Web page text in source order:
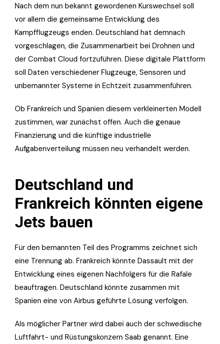
Nach dem nun bekannt gewordenen Kurswechsel soll
vor allem die gemeinsame Entwicklung des
Kampfflugzeugs enden. Deutschland hat demnach
vorgeschlagen, die Zusammenarbeit bei Drohnen und
der Combat Cloud fortzuführen. Diese digitale Plattform
soll Daten verschiedener Flugzeuge, Sensoren und
unbemannter Systeme in Echtzeit zusammenführen.
Ob Frankreich und Spanien diesem verkleinerten Modell
zustimmen, war zunächst offen. Auch die genaue
Finanzierung und die künftige industrielle
Aufgabenverteilung müssen neu verhandelt werden.
Deutschland und
Frankreich könnten eigene
Jets bauen
Für den bemannten Teil des Programms zeichnet sich
eine Trennung ab. Frankreich könnte Dassault mit der
Entwicklung eines eigenen Nachfolgers für die Rafale
beauftragen. Deutschland könnte zusammen mit
Spanien eine von Airbus geführte Lösung verfolgen.
Als möglicher Partner wird dabei auch der schwedische
Luftfahrt- und Rüstungskonzern Saab genannt. Eine